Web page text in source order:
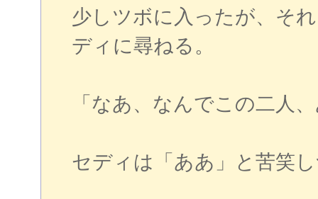
少しツボに入ったが、そ
ディに尋ねる。
「なあ、なんでこの二人
セディは「ああ」と苦笑